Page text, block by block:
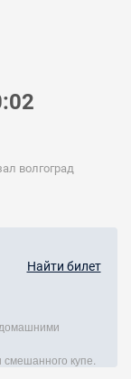
волгоград
Найти билет
домашними
купе.